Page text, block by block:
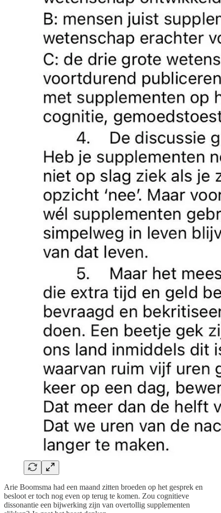
Arie Boomsma had een maand zitten broeden op het gesprek en
besloot er toch nog even op terug te komen. Zou cognitieve
dissonantie een bijwerking zijn van overtollig supplementen